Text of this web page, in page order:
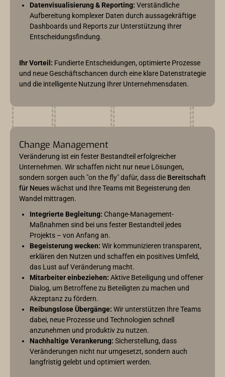
Datenvisualisierung & Reporting: Verständliche
Aufbereitung komplexer Daten durch aussagekräftige
Dashboards und Reports zur Unterstützung Ihrer
Entscheidungsfindung.
Ihr Vorteil: Fundierte Entscheidungen, optimierte Prozesse
und neue Geschäftschancen durch eine klare Datenstrategie
und die intelligente Nutzung Ihrer Unternehmensdaten.
Change Management
Veränderung ist ein fester Bestandteil erfolgreicher
Unternehmen. Wir schaffen nicht nur neue Lösungen,
sondern sorgen auch "on the fly" dafür, dass die Bereitschaft
für Neueswächst und Ihre Teams mit Begeisterung den
Wandel mittragen.
Integrierte Begleitung: Change-Management-
Maßnahmen sind bei uns fester Bestandteil jedes
Projekts – von Anfang an.
Begeisterung wecken: Wir kommunizieren transparent,
erklären den Nutzen und schaffen ein positives Umfeld,
das Lust auf Veränderung macht.
Mitarbeiter einbeziehen: Aktive Beteiligung und offener
Dialog, um Betroffene zu Beteiligten zu machen und
Akzeptanz zu fördern.
Reibungslose Übergänge: Wir unterstützen Ihre Teams
dabei, neue Prozesse und Technologien schnell
anzunehmen und produktiv zu nutzen.
Nachhaltige Verankerung: Sicherstellung, dass
Veränderungen nicht nur umgesetzt, sondern auch
langfristig gelebt und optimiert werden.